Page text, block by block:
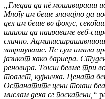
„Гледаа да нè мотивираат
Многу им беше значајно да
дел им беше во фокус,
типот да направиме веб-
слично. Административниот
завршуваше. Не сум имала
јазикот како бариера.
реновира. Тогаш бевме три
тоалет, кујничка. Цената
Останатите цени тогаш беа
мислам дека се поскапени,“